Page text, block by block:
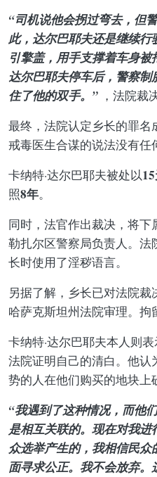
“司机说他会拐过弯去，但
此，达尔巴耶夫还是继续
引擎盖，用手支撑着车身
达尔巴耶夫停车后，警察
住了他的双手。” ，法院裁
最终，法院认定乡长的罪
戒毒医生合谋的说法没有任
卡纳特·达尔巴耶夫被处以
照8年。
同时，法官作出裁决，将
勒扎尔区警察局负责人。
长时使用了淫秽语言。
另据了解，乡长已对法院
哈萨克斯坦州法院审理。拘
卡纳特·达尔巴耶夫本人则
法院证明自己的清白。他认
势的人在他们购买的地块上
“我遇到了这种情况，而他
是相互关联的。现在对我
众选举产生的，我相信民
面寻求公正。我不会放弃。